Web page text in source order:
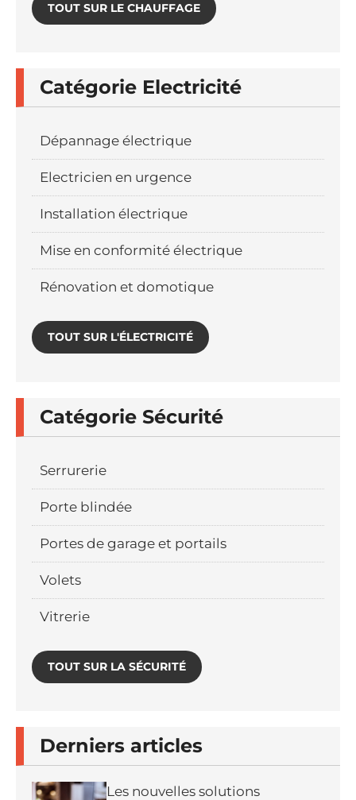
TOUT SUR LE CHAUFFAGE
Catégorie Electricité
Dépannage électrique
Electricien en urgence
Installation électrique
Mise en conformité électrique
Rénovation et domotique
TOUT SUR L'ÉLECTRICITÉ
Catégorie Sécurité
Serrurerie
Porte blindée
Portes de garage et portails
Volets
Vitrerie
TOUT SUR LA SÉCURITÉ
Derniers articles
Les nouvelles solutions